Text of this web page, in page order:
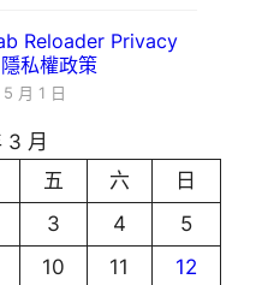
Reloader Privacy
私權政策
月 1 日
3 月
五 六
日
3 4
5
10 11
12